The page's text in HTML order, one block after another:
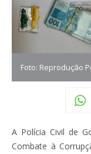
Foto: Reprodução
A Polícia Civil de
Combate à